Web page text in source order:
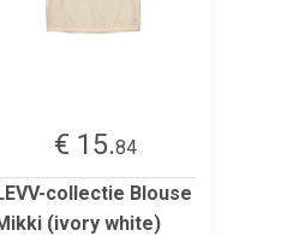
€ 15.84
collectie Blouse
(ivory white)